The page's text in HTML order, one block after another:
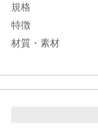
規格
特徴
材質・素材